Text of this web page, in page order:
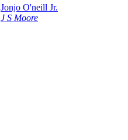
Jonjo O'neill Jr.
J S Moore